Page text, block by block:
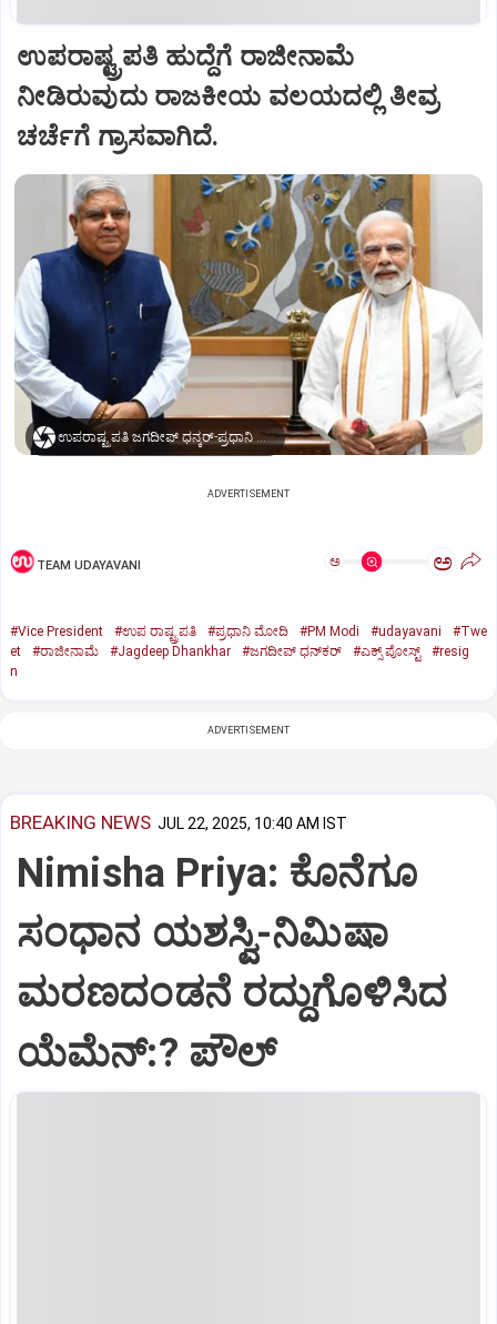
ಉಪರಾಷ್ಟ್ರಪತಿ ಹುದ್ದೆಗೆ ರಾಜೀನಾಮೆ
ನೀಡಿರುವುದು ರಾಜಕೀಯ ವಲಯದಲ್ಲಿ ತೀವ್ರ
ಚರ್ಚೆಗೆ ಗ್ರಾಸವಾಗಿದೆ.
ಉಪರಾಷ್ಟ್ರಪತಿ ಜಗದೀಪ್‌ ಧನ್ಕರ್-ಪ್ರಧಾನಿ ಮೋದಿ
ADVERTISEMENT
TEAM UDAYAVANI ಅ ಅ
#Vice President #ಉಪ ರಾಷ್ಟ್ರಪತಿ #ಪ್ರಧಾನಿ ಮೋದಿ #PM Modi #udayavani
#Twe
et
#ರಾಜೀನಾಮೆ #Jagdeep Dhankhar #ಜಗದೀಪ್‌ ಧನ್‌ಕರ್‌ #ಎಕ್ಸ್‌ ಪೋಸ್ಟ್
#resig
n
ADVERTISEMENT
BREAKING NEWS JUL 22, 2025, 10:40 AM IST
Nimisha Priya: ಕೊನೆಗೂ
ಸಂಧಾನ ಯಶಸ್ವಿ-ನಿಮಿಷಾ
ಮರಣದಂಡನೆ ರದ್ದುಗೊಳಿಸಿದ
ಯೆಮೆನ್:? ಪೌಲ್